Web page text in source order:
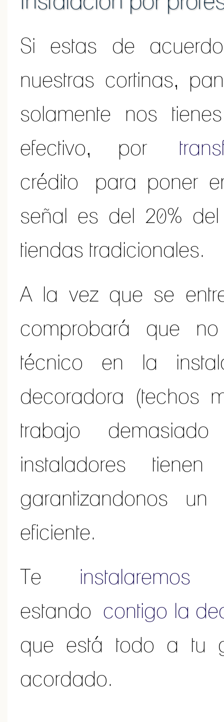
Si estas de
nuestras cortinas,
solamente nos
efectivo, por
crédito para poner
señal es del 20%
tiendas tradicionales.
A la vez que se
comprobará que
técnico en la
decoradora (techos
trabajo
instaladores
garantizandonos
eficiente.
Te instalaremos
estando contigo la
que está todo a tu
acordado.